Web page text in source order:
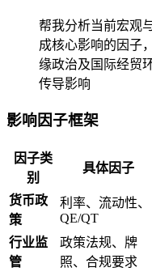
帮我分析当前宏观
成核心影响的因子
缘政治及国际经贸
传导影响
影响因子框架
因子类
别
具体因子
货币政
策
利率、流动性、
QE/QT
行业监
管
政策法规、牌
照、合规要求